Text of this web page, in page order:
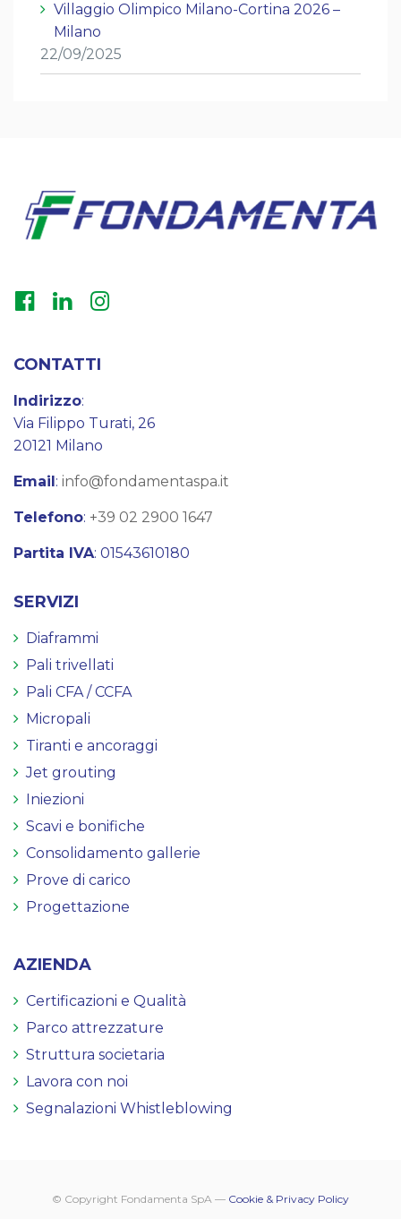
Villaggio Olimpico Milano-Cortina 2026 –
Milano
22/09/2025
CONTATTI
Indirizzo:
Via Filippo Turati, 26
20121 Milano
Email: info@fondamentaspa.it
Telefono: +39 02 2900 1647
Partita IVA: 01543610180
SERVIZI
Diaframmi
Pali trivellati
Pali CFA / CCFA
Micropali
Tiranti e ancoraggi
Jet grouting
Iniezioni
Scavi e bonifiche
Consolidamento gallerie
Prove di carico
Progettazione
AZIENDA
Certificazioni e Qualità
Parco attrezzature
Struttura societaria
Lavora con noi
Segnalazioni Whistleblowing
© Copyright Fondamenta SpA — Cookie & Privacy Policy